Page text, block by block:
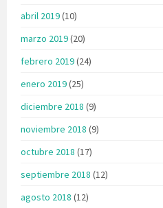
abril 2019(10)
marzo 2019(20)
febrero 2019(24)
enero 2019(25)
diciembre 2018 (9)
noviembre 2018 (9)
octubre 2018 (17)
septiembre 2018 (12)
agosto 2018 (12)